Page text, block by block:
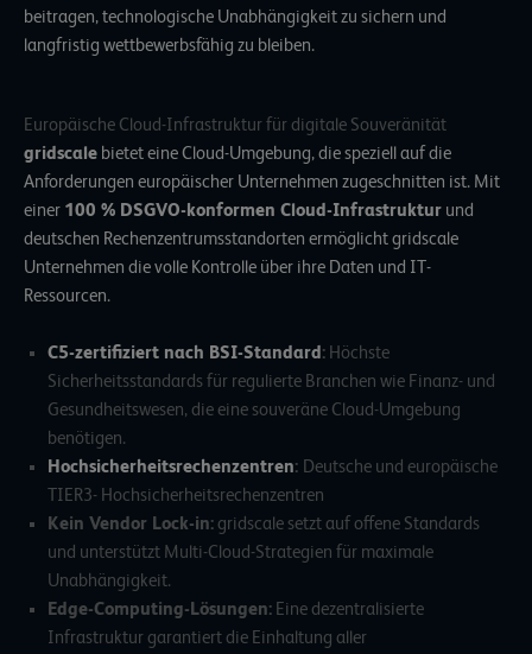
beitragen, technologische Unabhängigkeit zu sichern und
langfristig wettbewerbsfähig zu bleiben.
Europäische Cloud-Infrastruktur für digitale Souveränität
gridscale bietet eine Cloud-Umgebung, die speziell auf die
Anforderungen europäischer Unternehmen zugeschnitten ist. Mit
einer 100 % DSGVO-konformen Cloud-Infrastruktur und
deutschen Rechenzentrumsstandorten ermöglicht gridscale
Unternehmen die volle Kontrolle über ihre Daten und IT-
Ressourcen.
C5-zertifiziert nach BSI-Standard : Höchste
Sicherheitsstandards für regulierte Branchen wie Finanz- und
Gesundheitswesen, die eine souveräne Cloud-Umgebung
benötigen.
Hochsicherheitsrechenzentren: Deutsche und europäische
TIER3- Hochsicherheitsrechenzentren
Kein Vendor Lock-in: gridscale setzt auf offene Standards
und unterstützt Multi-Cloud-Strategien für maximale
Unabhängigkeit.
Edge-Computing-Lösungen: Eine dezentralisierte
Infrastruktur garantiert die Einhaltung aller